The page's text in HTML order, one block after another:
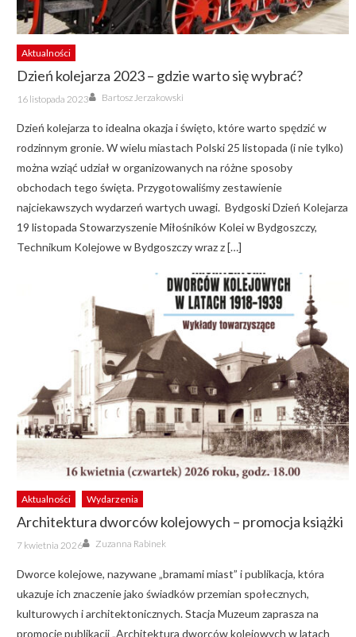
Aktualności
Dzień kolejarza 2023 – gdzie warto się wybrać?
Posted
on
16 listopada 2023 Author
Bartosz Jerzakowski
Dzień kolejarza to idealna okazja i święto, które warto spędzić w
rodzinnym gronie. W wielu miastach Polski 25 listopada (i nie tylko)
można wziąć udział w organizowanych na różne sposoby
obchodach tego święta. Przygotowaliśmy zestawienie
najciekawszych wydarzeń wartych uwagi. Bydgoski Dzień Kolejarza
19 listopada Stowarzyszenie Miłośników Kolei w Bydgoszczy,
Technikum Kolejowe w Bydgoszczy wraz z […]
Aktualności Wydarzenia
Architektura dworców kolejowych – promocja książki
Posted
on
7 kwietnia 2026 Author
Zuzanna Rabinek
Dworce kolejowe, nazywane „bramami miast” i publikacja, która
ukazuje ich znaczenie jako świadków przemian społecznych,
kulturowych i architektonicznych. Stacja Muzeum zaprasza na
promocję publikacji „Architektura dworców kolejowych w latach